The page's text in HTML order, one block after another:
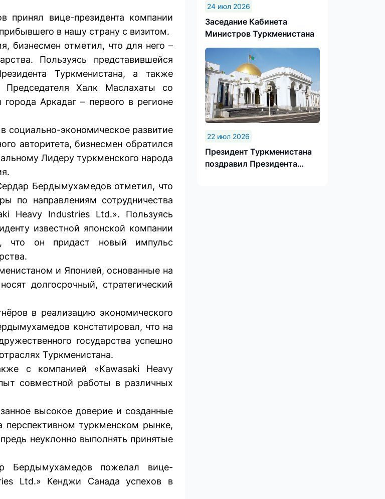
принял вице-президента компании
в нашу страну с визитом.
бизнесмен отметил, что для него –
Пользуясь представившейся
Туркменистана, а также
Председателя Халк Маслахаты со
Аркадаг – первого в регионе
социально-экономическое развитие
авторитета, бизнесмен обратился
Лидеру туркменского народа
Бердымухамедов отметил, что
по направлениям сотрудничества
Heavy Industries Ltd.». Пользуясь
известной японской компании
что он придаст новый импульс
и Японией, основанные на
долгосрочный, стратегический
в реализацию экономического
констатировал, что на
государства успешно
Туркменистана.
с компанией «Kawasaki Heavy
совместной работы в различных
высокое доверие и созданные
перспективном туркменском рынке,
неуклонно выполнять принятые
Бердымухамедов пожелал вице-
Ltd.» Кенджи Санада успехов в
24 июл 2026
Заседание Кабинета
Министров Туркменистана
22 июл 2026
Президент Туркменистана
поздравил Президента